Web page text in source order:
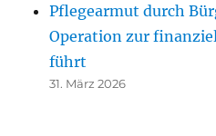
Pflegearmut durch
Operation zur
führt
31. März 2026